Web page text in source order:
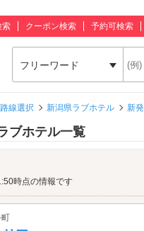
索 クーポン検索 予約可検索
フリーワード
線選択 新潟県ラブホテル 新
ブホテル一覧
時点の情報です
町